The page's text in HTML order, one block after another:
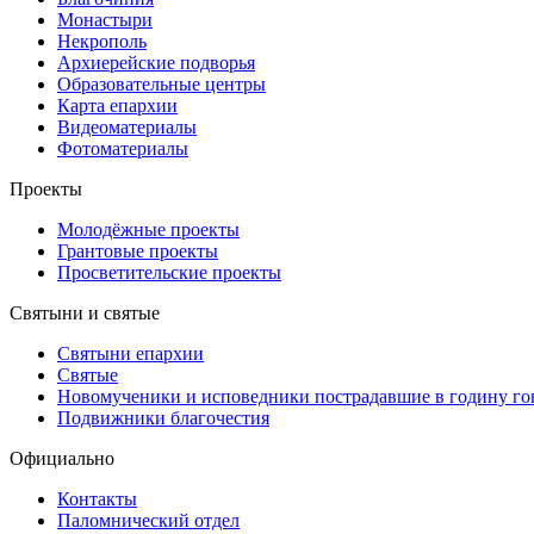
Монастыри
Некрополь
Архиерейские подворья
Образовательные центры
Карта епархии
Видеоматериалы
Фотоматериалы
Проекты
Молодёжные проекты
Грантовые проекты
Просветительские проекты
Святыни и святые
Святыни епархии
Святые
Новомученики и исповедники пострадавшие в годину
Подвижники благочестия
Официально
Контакты
Паломнический отдел